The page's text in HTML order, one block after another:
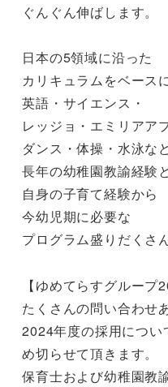
ぐんぐん伸ばします。
日本の5領域に沿った
カリキュラムをベース
英語・サイエンス・
レッジョ・エミリアア
ダンス・体操・水泳な
長年の幼稚園教諭経験と
自身の子育て経験から
今幼児期に必要な
プログラム盛りだくさ
【ゆめてらすグループ
たくさんの問い合わせ
2024年度の採用につ
め切らせて頂きます。
保育士および幼稚園教